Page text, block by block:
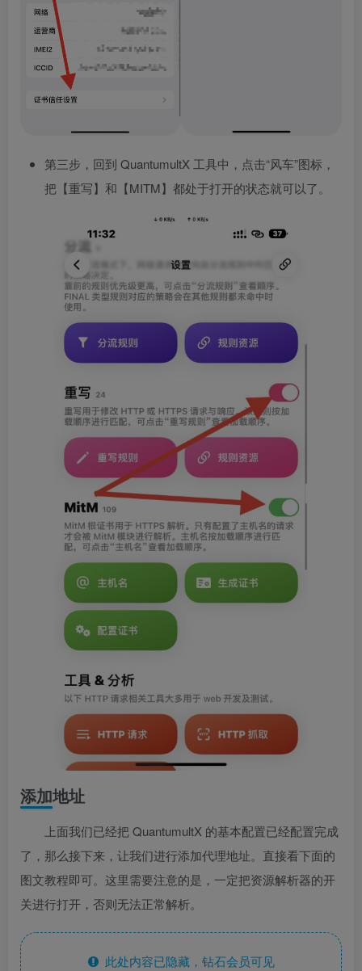
第三步，回到 QuantumultX 工具中，点击“风车”图标，
把【重写】和【MITM】都处于打开的状态就可以了。
添加地址
上面我们已经把 QuantumultX 的基本配置已经配置完成
了，那么接下来，让我们进行添加代理地址。直接看下面的
图文教程即可。这里需要注意的是，一定把资源解析器的开
关进行打开，否则无法正常解析。
此处内容已隐藏，钻石会员可见